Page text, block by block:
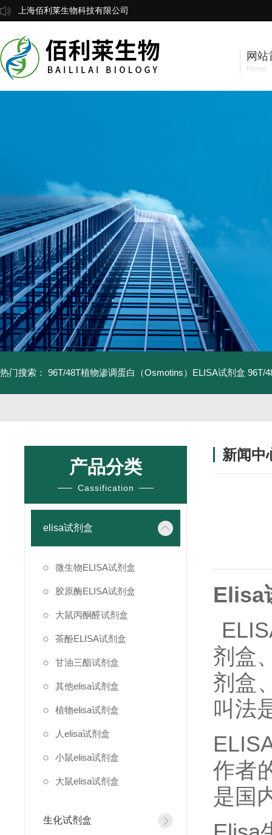
上海佰利莱生物科技有限公司
网站
Home
热门搜索： 96T/48T植物渗调蛋白（Osmotins）ELISA试剂盒 96T/
产品分类
Cassification
elisa试剂盒
微生物ELISA试剂盒
胶原酶ELISA试剂盒
大鼠丙酮醛试剂盒
茶酚ELISA试剂盒
甘油三酯试剂盒
其他elisa试剂盒
植物elisa试剂盒
人elisa试剂盒
小鼠elisa试剂盒
大鼠elisa试剂盒
生化试剂盒
新闻中
Elisa
剂盒
剂盒
叫法
作者
是国